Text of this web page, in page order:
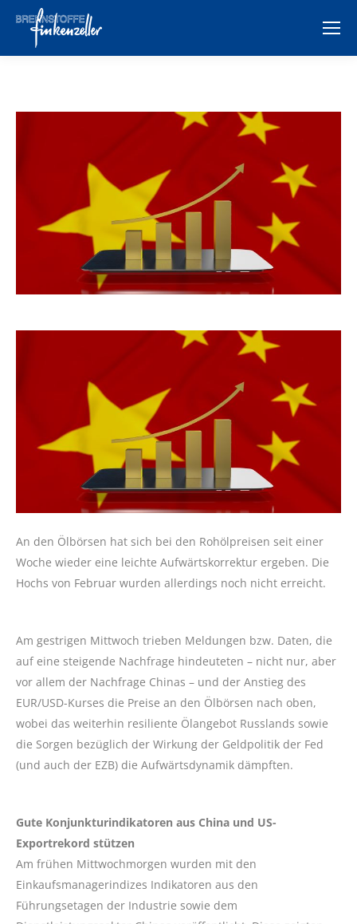
An den Ölbörsen hat sich bei den Rohölpreisen seit einer
Woche wieder eine leichte Aufwärtskorrektur ergeben. Die
Hochs von Februar wurden allerdings noch nicht erreicht.
Am gestrigen Mittwoch trieben Meldungen bzw. Daten, die
auf eine steigende Nachfrage hindeuteten – nicht nur, aber
vor allem der Nachfrage Chinas – und der Anstieg des
EUR/USD-Kurses die Preise an den Ölbörsen nach oben,
wobei das weiterhin resiliente Ölangebot Russlands sowie
die Sorgen bezüglich der Wirkung der Geldpolitik der Fed
(und auch der EZB) die Aufwärtsdynamik dämpften.
Gute Konjunkturindikatoren aus China und US-
Exportrekord stützen
Am frühen Mittwochmorgen wurden mit den
Einkaufsmanagerindizes Indikatoren aus den
Führungsetagen der Industrie sowie dem